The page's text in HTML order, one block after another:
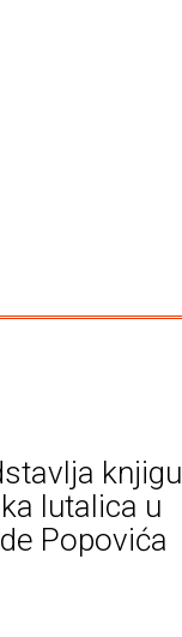
knjigu
lutalica u
Popovića